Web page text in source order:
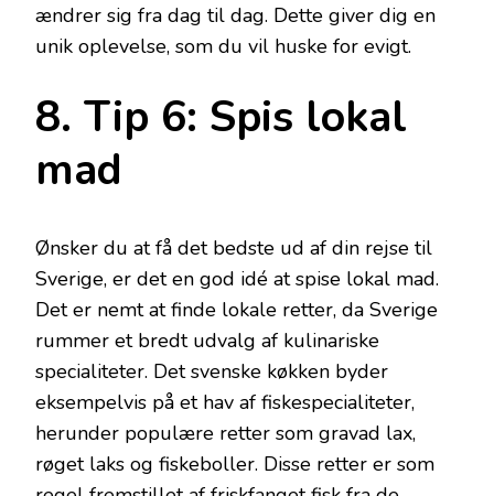
ændrer sig fra dag til dag. Dette giver dig en
unik oplevelse, som du vil huske for evigt.
8. Tip 6: Spis lokal
mad
Ønsker du at få det bedste ud af din rejse til
Sverige, er det en god idé at spise lokal mad.
Det er nemt at finde lokale retter, da Sverige
rummer et bredt udvalg af kulinariske
specialiteter. Det svenske køkken byder
eksempelvis på et hav af fiskespecialiteter,
herunder populære retter som gravad lax,
røget laks og fiskeboller. Disse retter er som